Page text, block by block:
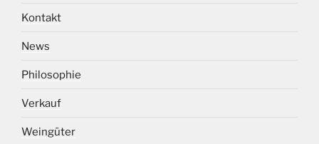
Kontakt
News
Philosophie
Verkauf
Weingüter